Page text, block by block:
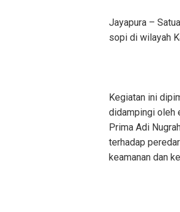
Jayapura –
sopi di wilayah
Kegiatan ini
didampingi oleh
Prima Adi
terhadap
keamanan dan